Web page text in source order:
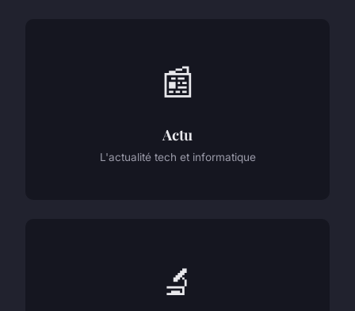
📰
Actu
L'actualité tech et informatique
🔬